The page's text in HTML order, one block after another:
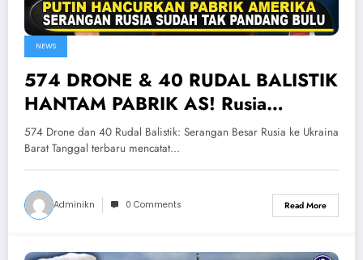
NEWS
574 DRONE & 40 RUDAL BALISTIK
HANTAM PABRIK AS! Rusia
Lancarkan Serangan Terbesar Ke
Ukraina Barat
574 Drone dan 40 Rudal Balistik: Serangan Besar Rusia ke Ukraina
Barat Tanggal terbaru mencatat…
Adminikn 0 Comments Read More